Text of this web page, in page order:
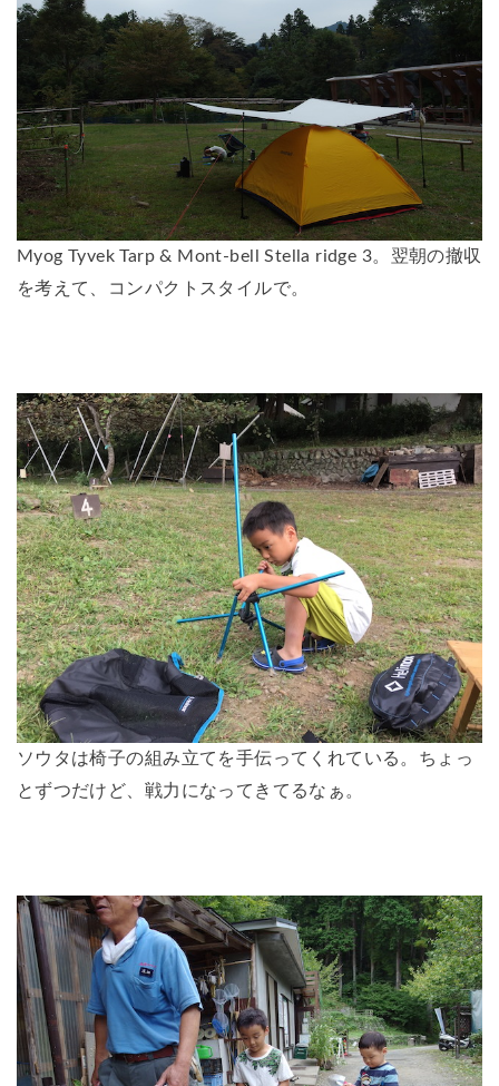
Myog Tyvek Tarp & Mont-bell Stella ridge 3。翌朝の撤収
を考えて、コンパクトスタイルで。
ソウタは椅子の組み立てを手伝ってくれている。ちょっ
とずつだけど、戦力になってきてるなぁ。